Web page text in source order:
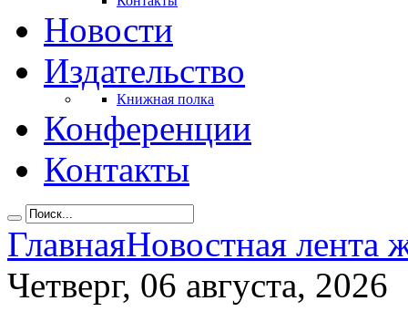
Новости
Издательство
Книжная полка
Конференции
Контакты
ГлавнаяНовостная лента
Четверг, 06 августа, 2026